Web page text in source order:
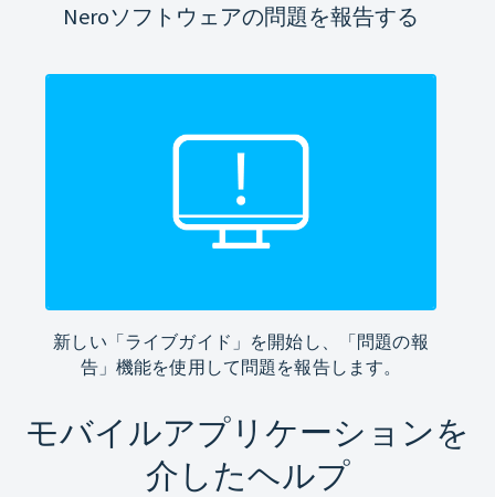
Neroソフトウェアの問題を報告する
新しい「ライブガイド」を開始し、「問題の報
告」機能を使用して問題を報告します。
モバイルアプリケーションを
介したヘルプ